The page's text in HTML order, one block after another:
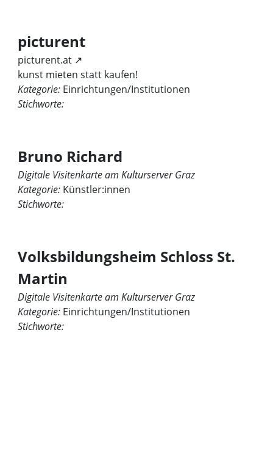
picturent
picturent.at ↗
kunst mieten statt kaufen!
Kategorie: Einrichtungen/Institutionen
Stichworte:
Bruno Richard
Digitale Visitenkarte am Kulturserver Graz
Kategorie: Künstler:innen
Stichworte:
Volksbildungsheim Schloss St.
Martin
Digitale Visitenkarte am Kulturserver Graz
Kategorie: Einrichtungen/Institutionen
Stichworte: